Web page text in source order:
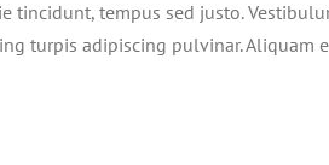
tincidunt, tempus sed justo.
turpis adipiscing pulvinar. Aliquam